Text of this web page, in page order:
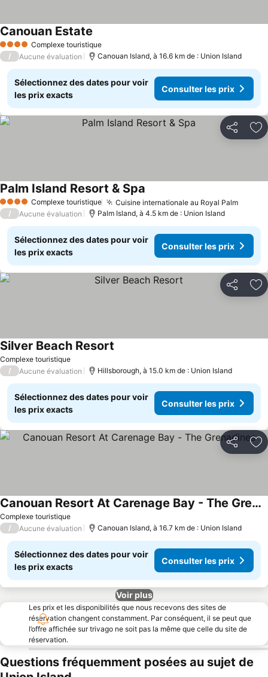
4 Étoiles Complexe touristique
Canouan Estate
/ Aucune évaluation Canouan Island, à 16.6 km de : Union Island
Sélectionnez des dates pour voir
les prix exacts
Consulter les prix
Partager
4 Étoiles Complexe touristique Cuisine internationale au Royal Palm
Palm Island Resort & Spa
/ Aucune évaluation Palm Island, à 4.5 km de : Union Island
Sélectionnez des dates pour voir
les prix exacts
Consulter les prix
Partager
Complexe touristique
Silver Beach Resort
/ Aucune évaluation Hillsborough, à 15.0 km de : Union Island
Sélectionnez des dates pour voir
les prix exacts
Consulter les prix
Partager
Complexe touristique
Canouan Resort At Carenage Bay - The Grenadines
/ Aucune évaluation Canouan Island, à 16.7 km de : Union Island
Sélectionnez des dates pour voir
les prix exacts
Consulter les prix
Voir plus
Les prix et les disponibilités que nous recevons des sites de
réservation changent constamment. Par conséquent, il se peut que
l’offre affichée sur trivago ne soit pas la même que celle du site de
réservation.
Questions fréquemment posées au sujet de